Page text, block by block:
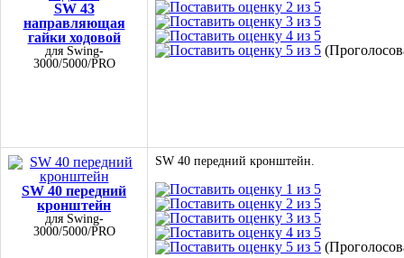
SW 43
направляющая
гайки ходовой
для Swing-
3000/5000/PRO
SW 40 передний
кронштейн
для Swing-
3000/5000/PRO
SW 40 передний кронштейн.